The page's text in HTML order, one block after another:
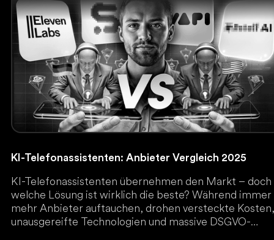
KI-Telefonassistenten: Anbieter Vergleich 2025
KI-Telefonassistenten übernehmen den Markt – doch
welche Lösung ist wirklich die beste? Während immer
mehr Anbieter auftauchen, drohen versteckte
unausgereifte Technologien und massive DSGVO-